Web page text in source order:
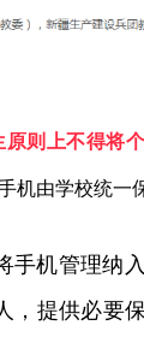
原则上不得将
机由学校统一
手机管理纳
，提供必要